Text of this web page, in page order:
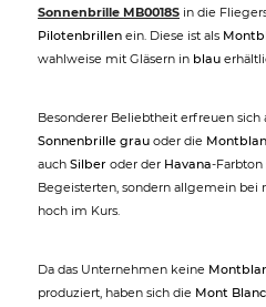
Sonnenbrille MB0018S in die
Pilotenbrillen ein. Diese ist als
wahlweise mit Gläsern in blau
Besonderer Beliebtheit erfreuen sich
Sonnenbrille grau oder die
auch Silber oder der Havana-
Begeisterten, sondern allgemein
hoch im Kurs.
Da das Unternehmen keine
produziert, haben sich die Mont